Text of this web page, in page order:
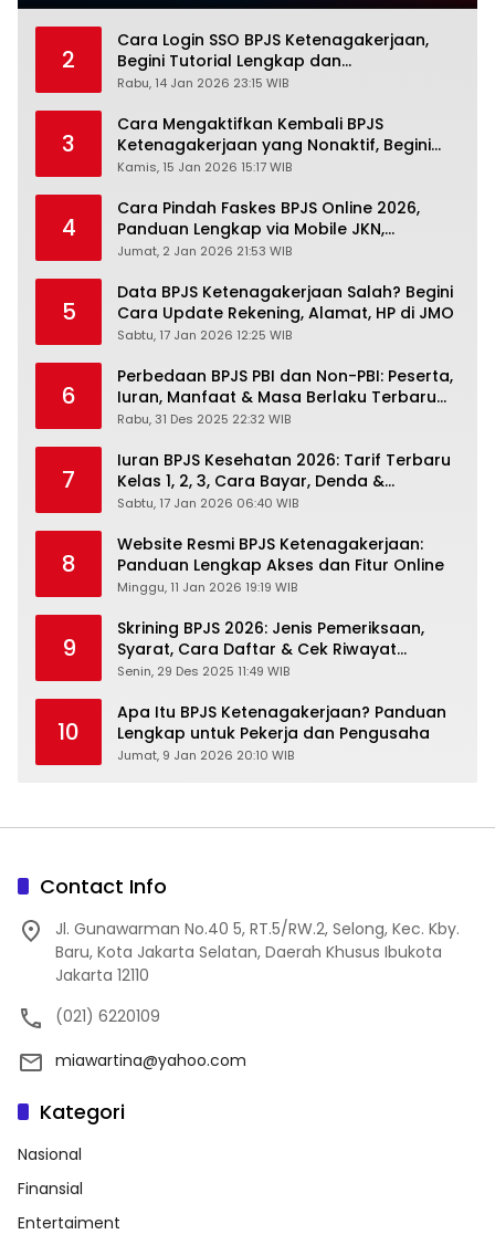
2
Cara Login SSO BPJS Ketenagakerjaan,
Begini Tutorial Lengkap dan
Pengertiannya
Rabu, 14 Jan 2026 23:15 WIB
3
Cara Mengaktifkan Kembali BPJS
Ketenagakerjaan yang Nonaktif, Begini
Panduan Lengkapnya
Kamis, 15 Jan 2026 15:17 WIB
4
Cara Pindah Faskes BPJS Online 2026,
Panduan Lengkap via Mobile JKN,
PANDAWA & Offiline Kantor Cabang
Jumat, 2 Jan 2026 21:53 WIB
5
Data BPJS Ketenagakerjaan Salah? Begini
Cara Update Rekening, Alamat, HP di JMO
Sabtu, 17 Jan 2026 12:25 WIB
6
Perbedaan BPJS PBI dan Non-PBI: Peserta,
Iuran, Manfaat & Masa Berlaku Terbaru
2026
Rabu, 31 Des 2025 22:32 WIB
7
Iuran BPJS Kesehatan 2026: Tarif Terbaru
Kelas 1, 2, 3, Cara Bayar, Denda &
Panduan Lengkap Peserta JKN-KIS
Sabtu, 17 Jan 2026 06:40 WIB
8
Website Resmi BPJS Ketenagakerjaan:
Panduan Lengkap Akses dan Fitur Online
Minggu, 11 Jan 2026 19:19 WIB
9
Skrining BPJS 2026: Jenis Pemeriksaan,
Syarat, Cara Daftar & Cek Riwayat
Kesehatan Gratis
Senin, 29 Des 2025 11:49 WIB
10
Apa Itu BPJS Ketenagakerjaan? Panduan
Lengkap untuk Pekerja dan Pengusaha
Jumat, 9 Jan 2026 20:10 WIB
Contact Info
Jl. Gunawarman No.40 5, RT.5/RW.2, Selong, Kec. Kby.
Baru, Kota Jakarta Selatan, Daerah Khusus Ibukota
Jakarta 12110
(021) 6220109
miawartina@yahoo.com
Kategori
Nasional
Finansial
Entertaiment